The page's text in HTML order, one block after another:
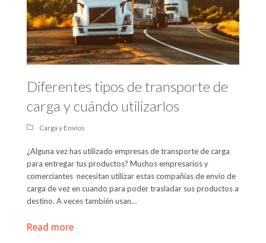
Diferentes tipos de transporte de
carga y cuándo utilizarlos
Carga y Envios
¿Alguna vez has utilizado empresas de transporte de carga
para entregar tus productos? Muchos empresarios y
comerciantes necesitan utilizar estas compañías de envío de
carga de vez en cuando para poder trasladar sus productos a
destino. A veces también usan…
Read more